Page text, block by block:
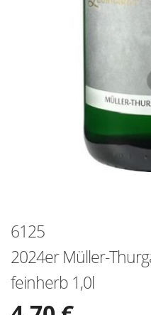
6125
2024er Müller-
feinherb 1,0l